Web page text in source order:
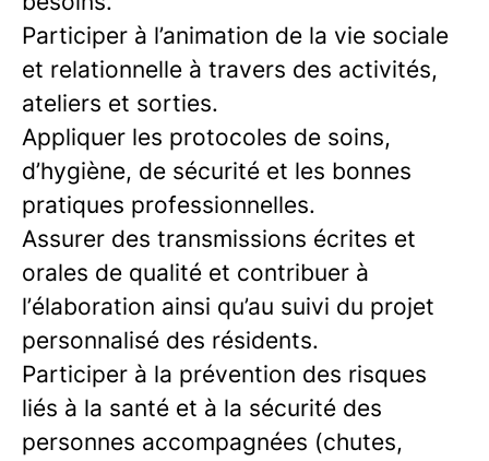
Participer à l’animation de la vie sociale
et relationnelle à travers des activités,
ateliers et sorties.
Appliquer les protocoles de soins,
d’hygiène, de sécurité et les bonnes
pratiques professionnelles.
Assurer des transmissions écrites et
orales de qualité et contribuer à
l’élaboration ainsi qu’au suivi du projet
personnalisé des résidents.
Participer à la prévention des risques
liés à la santé et à la sécurité des
personnes accompagnées (chutes,